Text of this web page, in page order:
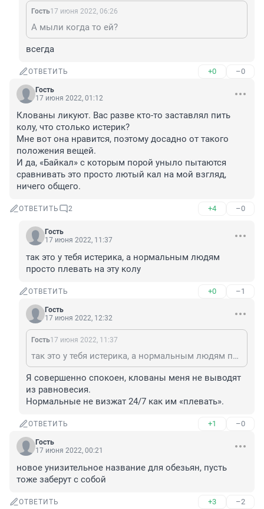
Гость17 июня 2022, 06:26
А мыли когда то ей?
всегда
ОТВЕТИТЬ +0 –0
Гость
17 июня 2022, 01:12
Клованы ликуют. Вас разве кто-то заставлял пить
колу, что столько истерик?
Мне вот она нравится, поэтому досадно от такого
положения вещей.
И да, «Байкал» с которым порой уныло пытаются
сравнивать это просто лютый кал на мой взгляд,
ничего общего.
ОТВЕТИТЬ 2 +4 –0
Гость
17 июня 2022, 11:37
так это у тебя истерика, а нормальным людям
просто плевать на эту колу
ОТВЕТИТЬ +0 –1
Гость
17 июня 2022, 12:32
Гость17 июня 2022, 11:37
так это у тебя истерика, а нормальным людям просто плевать на эту колу
Я совершенно спокоен, клованы меня не выводят
из равновесия.
Нормальные не визжат 24/7 как им «плевать».
ОТВЕТИТЬ +1 –0
Гость
17 июня 2022, 00:21
новое унизительное название для обезьян, пусть
тоже заберут с собой
ОТВЕТИТЬ +3 –2